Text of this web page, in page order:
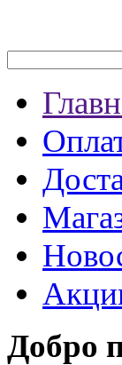
Добро